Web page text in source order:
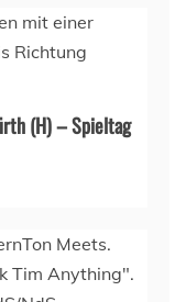
(H) – Spieltag